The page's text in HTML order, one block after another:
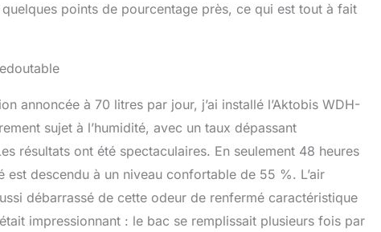
points de pourcentage près, ce qui est tout à fait
annoncée à 70 litres par jour, j’ai installé l’Aktobis WDH-
sujet à l’humidité, avec un taux dépassant
résultats ont été spectaculaires. En seulement 48 heures
descendu à un niveau confortable de 55 %. L’air
débarrassé de cette odeur de renfermé caractéristique
impressionnant : le bac se remplissait plusieurs fois par